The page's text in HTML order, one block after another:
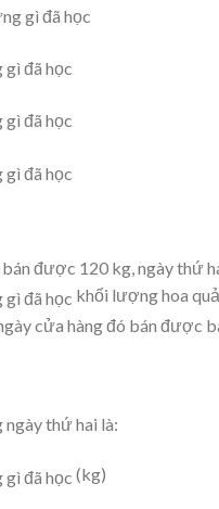
được 120 kg, ngày thứ
khối lượng hoa
cửa hàng đó bán được
thứ hai là:
(kg)